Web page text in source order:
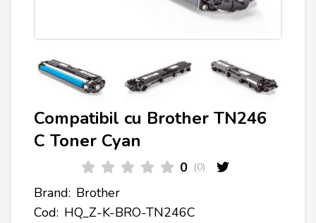
Compatibil cu Brother TN246
C Toner Cyan
0 (0)
Brand: Brother
Cod: HQ_Z-K-BRO-TN246C